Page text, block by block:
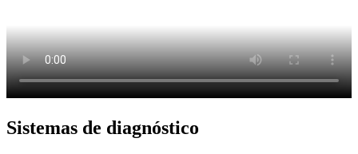
Sistemas de diagnóstico